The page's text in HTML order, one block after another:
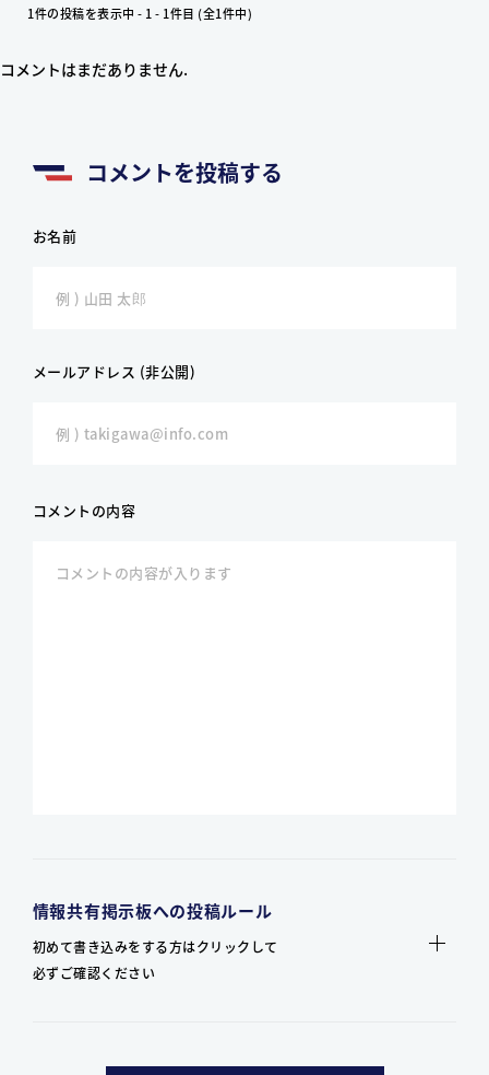
1件の投稿を表示中 - 1 - 1件目 (全1件中)
コメントはまだありません.
コメントを投稿する
お名前
メールアドレス (非公開)
コメントの内容
情報共有掲示板への投稿ルール
初めて書き込みをする方はクリックして
必ずご確認ください